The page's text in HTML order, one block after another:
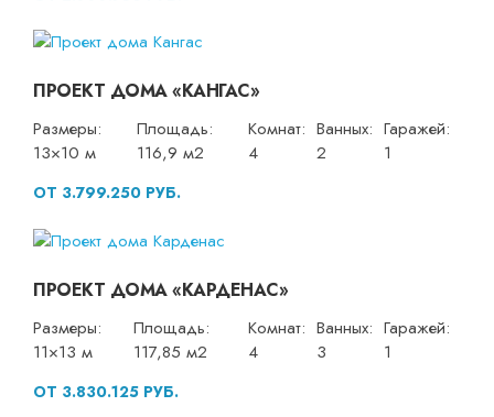
ПРОЕКТ ДОМА «КАНГАС»
Размеры:
13×10 м
Площадь:
116,9 м2
Комнат:
4
Ванных:
2
Гаражей:
1
ОТ 3.799.250 РУБ.
ПРОЕКТ ДОМА «КАРДЕНАС»
Размеры:
11×13 м
Площадь:
117,85 м2
Комнат:
4
Ванных:
3
Гаражей:
1
ОТ 3.830.125 РУБ.